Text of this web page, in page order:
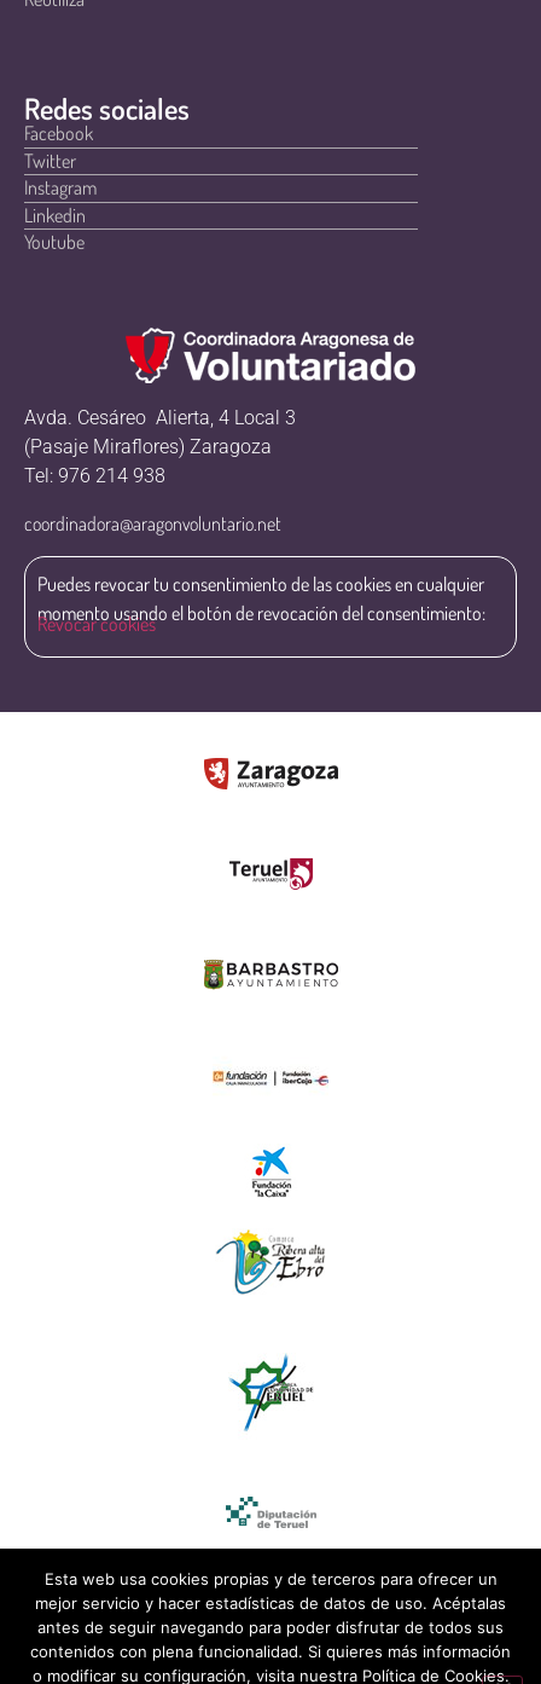
Redes sociales
Facebook
Twitter
Instagram
Linkedin
Youtube
Avda. Cesáreo Alierta, 4 Local 3
(Pasaje Miraflores) Zaragoza
Tel: 976 214 938
coordinadora@aragonvoluntario.net
Puedes revocar tu consentimiento de las cookies en cualquier
momento usando el botón de revocación del consentimiento:
Revocar cookies
Esta web usa cookies propias y de terceros para ofrecer un
mejor servicio y hacer estadísticas de datos de uso. Acéptalas
antes de seguir navegando para poder disfrutar de todos sus
contenidos con plena funcionalidad. Si quieres más información
o modificar su configuración, visita nuestra Política de Cookies.